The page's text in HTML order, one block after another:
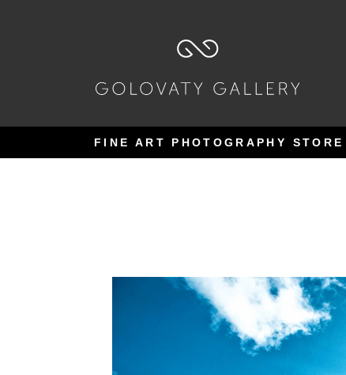
navegação
FINE ART PHOTOGRAPHY STORE